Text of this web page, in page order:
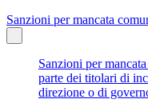
Sanzioni per mancata
Sanzioni per
parte dei titolari di
direzione o di